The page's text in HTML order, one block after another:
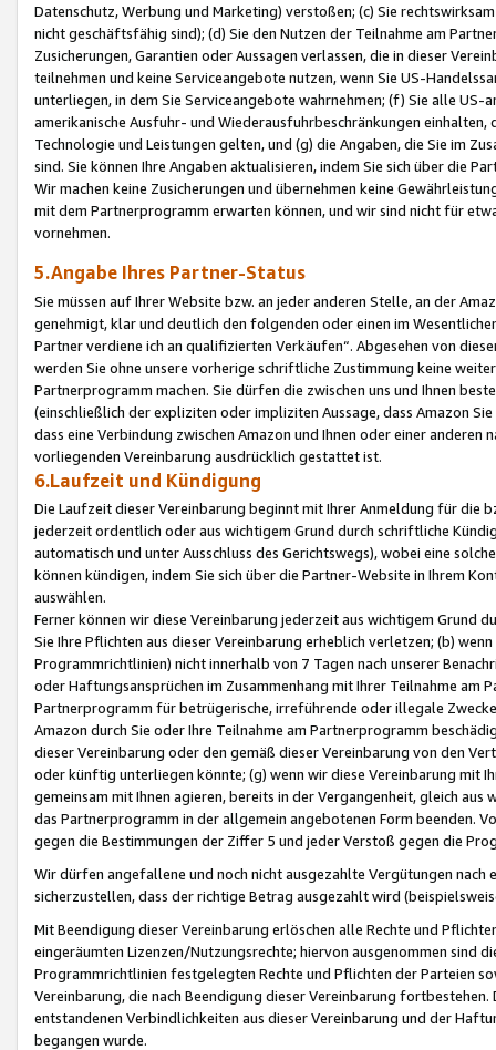
Datenschutz, Werbung und Marketing) verstoßen; (c) Sie
nicht geschäftsfähig sind); (d) Sie den Nutzen der Teilnahme am
Zusicherungen, Garantien oder Aussagen verlassen, die in dieser
teilnehmen und keine Serviceangebote nutzen, wenn Sie US-
unterliegen, in dem Sie Serviceangebote wahrnehmen; (f) Sie alle
amerikanische Ausfuhr- und Wiederausfuhrbeschränkungen
Technologie und Leistungen gelten, und (g) die Angaben, die Sie im
sind. Sie können Ihre Angaben aktualisieren, indem Sie sich über die
Wir machen keine Zusicherungen und übernehmen keine
mit dem Partnerprogramm erwarten können, und wir sind nicht für
vornehmen.
5.Angabe Ihres Partner-Status
Sie müssen auf Ihrer Website bzw. an jeder anderen Stelle, an der
genehmigt, klar und deutlich den folgenden oder einen im
Partner verdiene ich an qualifizierten Verkäufen“. Abgesehen von
werden Sie ohne unsere vorherige schriftliche Zustimmung keine
Partnerprogramm machen. Sie dürfen die zwischen uns und Ihnen
(einschließlich der expliziten oder impliziten Aussage, dass Amazon
dass eine Verbindung zwischen Amazon und Ihnen oder einer
vorliegenden Vereinbarung ausdrücklich gestattet ist.
6.Laufzeit und Kündigung
Die Laufzeit dieser Vereinbarung beginnt mit Ihrer Anmeldung für die
jederzeit ordentlich oder aus wichtigem Grund durch schriftliche
automatisch und unter Ausschluss des Gerichtswegs), wobei eine
können kündigen, indem Sie sich über die Partner-Website in Ihrem
auswählen.
Ferner können wir diese Vereinbarung jederzeit aus wichtigem Grund
Sie Ihre Pflichten aus dieser Vereinbarung erheblich verletzen; (b)
Programmrichtlinien) nicht innerhalb von 7 Tagen nach unserer
oder Haftungsansprüchen im Zusammenhang mit Ihrer Teilnahme am
Partnerprogramm für betrügerische, irreführende oder illegale
Amazon durch Sie oder Ihre Teilnahme am Partnerprogramm
dieser Vereinbarung oder den gemäß dieser Vereinbarung von den
oder künftig unterliegen könnte; (g) wenn wir diese Vereinbarung mit
gemeinsam mit Ihnen agieren, bereits in der Vergangenheit, gleich
das Partnerprogramm in der allgemein angebotenen Form beenden.
gegen die Bestimmungen der Ziffer 5 und jeder Verstoß gegen die
Wir dürfen angefallene und noch nicht ausgezahlte Vergütungen
sicherzustellen, dass der richtige Betrag ausgezahlt wird
Mit Beendigung dieser Vereinbarung erlöschen alle Rechte und
eingeräumten Lizenzen/Nutzungsrechte; hiervon ausgenommen sind
Programmrichtlinien festgelegten Rechte und Pflichten der Parteien
Vereinbarung, die nach Beendigung dieser Vereinbarung
entstandenen Verbindlichkeiten aus dieser Vereinbarung und der
begangen wurde.